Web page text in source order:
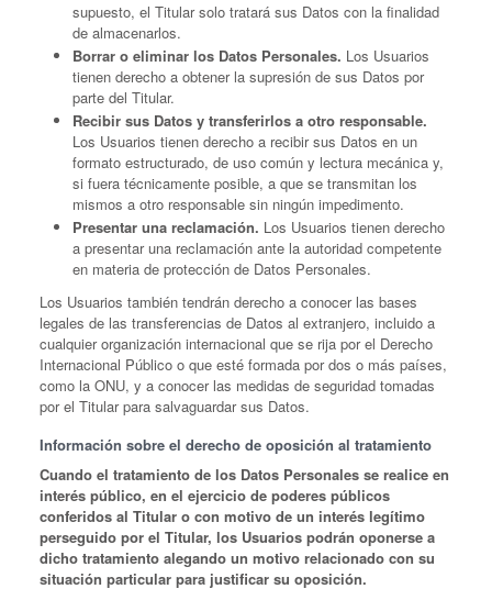
supuesto, el Titular solo tratará sus Datos con la finalidad
de almacenarlos.
Borrar o eliminar los Datos Personales. Los Usuarios
tienen derecho a obtener la supresión de sus Datos por
parte del Titular.
Recibir sus Datos y transferirlos a otro responsable.
Los Usuarios tienen derecho a recibir sus Datos en un
formato estructurado, de uso común y lectura mecánica y,
si fuera técnicamente posible, a que se transmitan los
mismos a otro responsable sin ningún impedimento.
Presentar una reclamación. Los Usuarios tienen derecho
a presentar una reclamación ante la autoridad competente
en materia de protección de Datos Personales.
Los Usuarios también tendrán derecho a conocer las bases
legales de las transferencias de Datos al extranjero, incluido a
cualquier organización internacional que se rija por el Derecho
Internacional Público o que esté formada por dos o más países,
como la ONU, y a conocer las medidas de seguridad tomadas
por el Titular para salvaguardar sus Datos.
Información sobre el derecho de oposición al tratamiento
Cuando el tratamiento de los Datos Personales se realice en
interés público, en el ejercicio de poderes públicos
conferidos al Titular o con motivo de un interés legítimo
perseguido por el Titular, los Usuarios podrán oponerse a
dicho tratamiento alegando un motivo relacionado con su
situación particular para justificar su oposición.